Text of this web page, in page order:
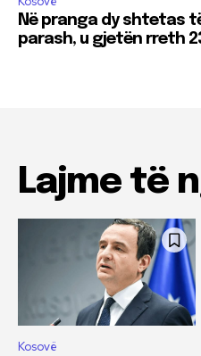
Në pranga dy shtetas
parash, u gjetën rreth
Lajme të
Kosovë